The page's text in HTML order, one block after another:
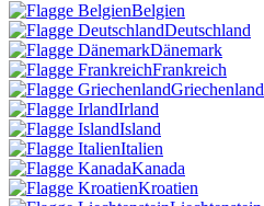
Belgien
Deutschland
Dänemark
Frankreich
Griechenland
Irland
Island
Italien
Kanada
Kroatien